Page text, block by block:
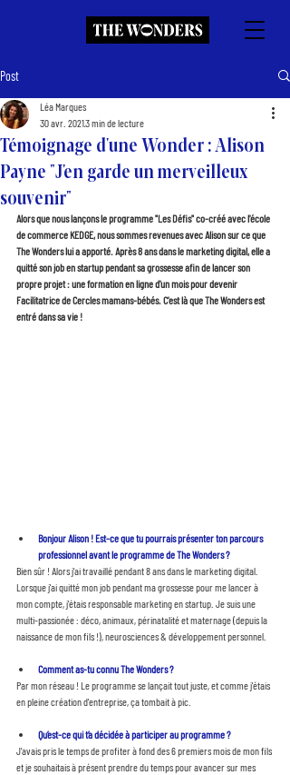
Post
Témoignage d'une Wonder : Alison
Payne "J'en garde un merveilleux
souvenir"
Léa Marques
30 avr. 20213 min de lecture
Alors que nous lançons le programme "Les Défis" co-créé avec l'école
de commerce KEDGE, nous sommes revenues avec Alison sur ce que
The Wonders lui a apporté. Après 8 ans dans le marketing digital, elle a
quitté son job en startup pendant sa grossesse afin de lancer son
propre projet : une formation en ligne d'un mois pour devenir
Facilitatrice de Cercles mamans-bébés. C'est là que The Wonders est
entré dans sa vie !
Bonjour Alison ! Est-ce que tu pourrais présenter ton parcours
professionnel avant le programme de The Wonders ?
Bien sûr ! Alors j'ai travaillé pendant 8 ans dans le marketing digital.
Lorsque j'ai quitté mon job pendant ma grossesse pour me lancer à
mon compte, j'étais responsable marketing en startup. Je suis une
multi-passionée : déco, animaux, périnatalité et maternage (depuis la
naissance de mon fils !), neurosciences & développement personnel.
Comment as-tu connu The Wonders ?
Par mon réseau ! Le programme se lançait tout juste, et comme j'étais
en pleine création d'entreprise, ça tombait à pic.
Qu’est-ce qui t’a décidée à participer au programme ?
J'avais pris le temps de profiter à fond des 6 premiers mois de mon fils
et je souhaitais à présent prendre du temps pour avancer sur mes